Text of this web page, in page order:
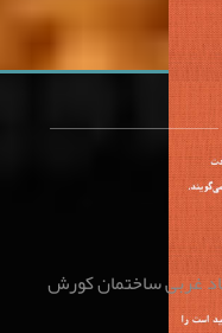
غربی ساختمان کورش